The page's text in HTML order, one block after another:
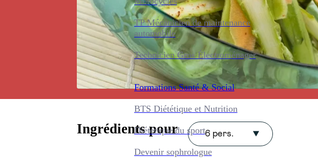
TP Mécanicien de maintenance
automobile
Technicien Gros Électroménager
Formations Santé & Social
BTS Diététique et Nutrition
Diététique du sport
Devenir sophrologue
Ingrédients pour 6 pers.